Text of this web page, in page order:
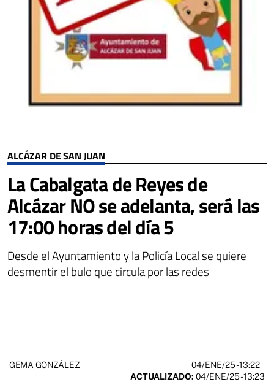
ALCÁZAR DE SAN JUAN
La Cabalgata de Reyes de
Alcázar NO se adelanta, será las
17:00 horas del día 5
Desde el Ayuntamiento y la Policía Local se quiere
desmentir el bulo que circula por las redes
GEMA GONZÁLEZ 04/ENE/25- 13:22
ACTUALIZADO: 04/ENE/25 - 13:23